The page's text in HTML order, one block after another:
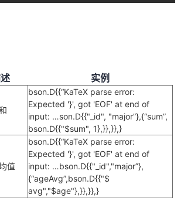
实例
bson.D{{“KaTeX parse error:
Expected '}', got 'EOF' at end of
input: …son.D{{"_id", "major”},{“sum”,
bson.D{{"$sum", 1},}},}},}
值
bson.D{{“KaTeX parse error:
Expected '}', got 'EOF' at end of
input: …bson.D{{"_id","major”},
{“ageAvg”,bson.D{{"$
avg","$age"},}},}},}